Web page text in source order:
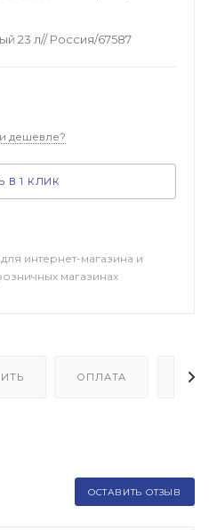
23 л// Россия/67587
дешевле?
В 1 КЛИК
интернет-магазина и
магазинах
ОПЛАТА
ОСТАВИТЬ ОТЗЫВ